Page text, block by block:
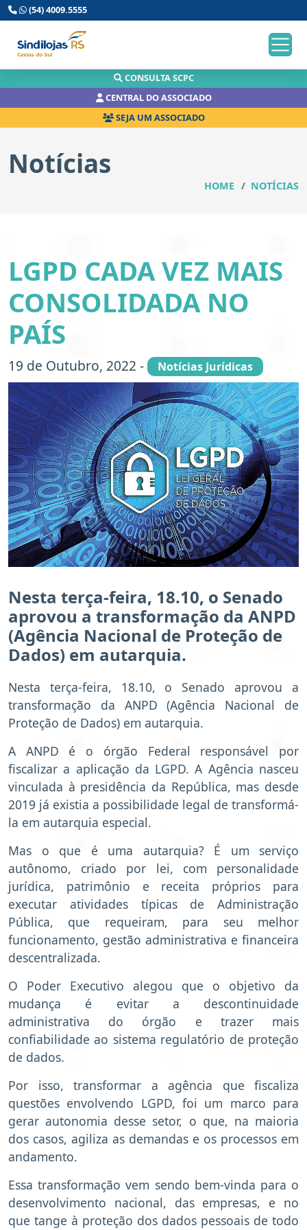
(54) 4009.5555
CONSULTA SCPC
CENTRAL DO ASSOCIADO
SEJA UM ASSOCIADO
Notícias
HOME NOTÍCIAS
LGPD CADA VEZ MAIS
CONSOLIDADA NO
PAÍS
19 de Outubro, 2022 - Notícias Jurídicas
Nesta terça-feira, 18.10, o Senado
aprovou a transformação da ANPD
(Agência Nacional de Proteção de
Dados) em autarquia.
Nesta terça-feira, 18.10, o Senado aprovou a
transformação da ANPD (Agência Nacional de
Proteção de Dados) em autarquia.
A ANPD é o órgão Federal responsável por
fiscalizar a aplicação da LGPD. A Agência nasceu
vinculada à presidência da República, mas desde
2019 já existia a possibilidade legal de transformá-
la em autarquia especial.
Mas o que é uma autarquia? É um serviço
autônomo, criado por lei, com personalidade
jurídica, patrimônio e receita próprios para
executar atividades típicas de Administração
Pública, que requeiram, para seu melhor
funcionamento, gestão administrativa e financeira
descentralizada.
O Poder Executivo alegou que o objetivo da
mudança é evitar a descontinuidade
administrativa do órgão e trazer mais
confiabilidade ao sistema regulatório de proteção
de dados.
Por isso, transformar a agência que fiscaliza
questões envolvendo LGPD, foi um marco para
gerar autonomia desse setor, o que, na maioria
dos casos, agiliza as demandas e os processos em
andamento.
Essa transformação vem sendo bem-vinda para o
desenvolvimento nacional, das empresas, e no
que tange à proteção dos dados pessoais de todo